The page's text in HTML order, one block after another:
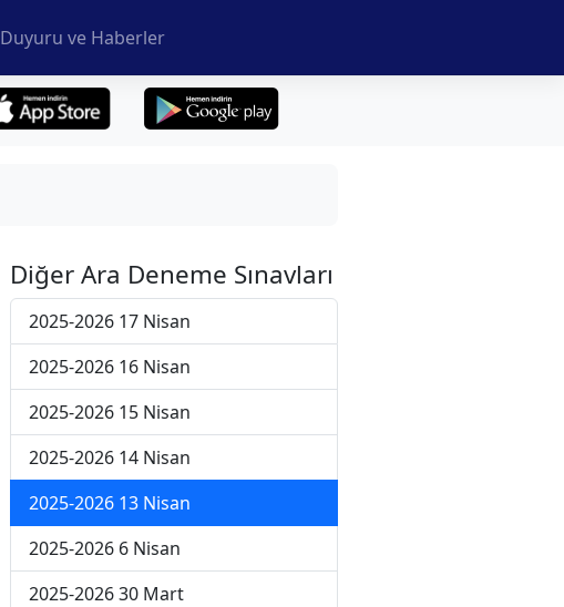
Duyuru ve Haberler
Diğer Ara Deneme Sınavları
2025-2026 17 Nisan
2025-2026 16 Nisan
2025-2026 15 Nisan
2025-2026 14 Nisan
2025-2026 13 Nisan
2025-2026 6 Nisan
2025-2026 30 Mart